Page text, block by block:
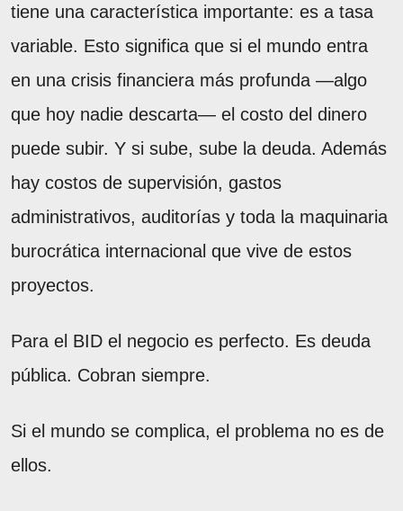
tiene una característica importante: es a tasa
variable. Esto significa que si el mundo entra
en una crisis financiera más profunda —algo
que hoy nadie descarta— el costo del dinero
puede subir. Y si sube, sube la deuda. Además
hay costos de supervisión, gastos
administrativos, auditorías y toda la maquinaria
burocrática internacional que vive de estos
proyectos.
Para el BID el negocio es perfecto. Es deuda
pública. Cobran siempre.
Si el mundo se complica, el problema no es de
ellos.